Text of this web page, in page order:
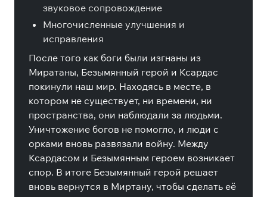
звуковое сопровождение
Многочисленные улучшения и
исправления
После того как боги были изгнаны из
Миратаны, Безымянный герой и Ксардас
покинули наш мир. Находясь в месте, в
котором не существует, ни времени, ни
пространства, они наблюдали за людьми.
Уничтожение богов не помогло, и люди с
орками вновь развязали войну. Между
Ксардасом и Безымянным героем возникает
спор. В итоге Безымянный герой решает
вновь вернутся в Миртану, чтобы сделать её